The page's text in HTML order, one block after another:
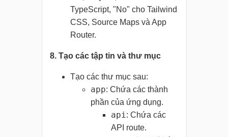
TypeScript, "No" cho Tailwind
CSS, Source Maps và App
Router.
8. Tạo các tập tin và thư mục
Tạo các thư mục sau:
app: Chứa các thành
phần của ứng dụng.
api: Chứa các
API route.